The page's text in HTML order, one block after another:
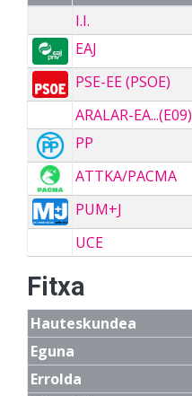
I.I.
EAJ
PSE-EE (PSOE)
ARALAR-EA...(E09)
PP
ATTKA/PACMA
PUM+J
UCE
Fitxa
Hauteskundea
Eguna
Errolda